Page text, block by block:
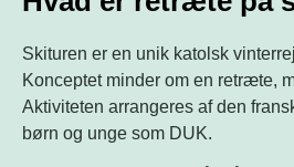
Skituren er en unik katolsk
Konceptet minder om en retræte,
Aktiviteten arrangeres af den
børn og unge som DUK.